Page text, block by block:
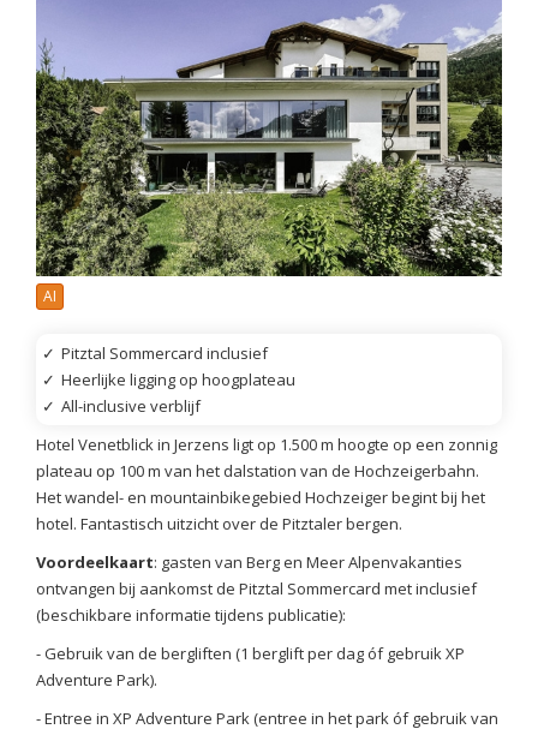
AI
✓ Pitztal Sommercard inclusief
✓ Heerlijke ligging op hoogplateau
✓ All-inclusive verblijf
Hotel Venetblick in Jerzens ligt op 1.500 m hoogte op een zonnig
plateau op 100 m van het dalstation van de Hochzeigerbahn.
Het wandel- en mountainbikegebied Hochzeiger begint bij het
hotel. Fantastisch uitzicht over de Pitztaler bergen.
Voordeelkaart: gasten van Berg en Meer Alpenvakanties
ontvangen bij aankomst de Pitztal Sommercard met inclusief
(beschikbare informatie tijdens publicatie):
- Gebruik van de bergliften (1 berglift per dag óf gebruik XP
Adventure Park).
- Entree in XP Adventure Park (entree in het park óf gebruik van